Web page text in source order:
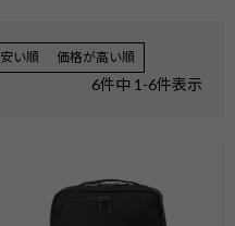
い順 価格が高い順
6件中 1 -6件表示